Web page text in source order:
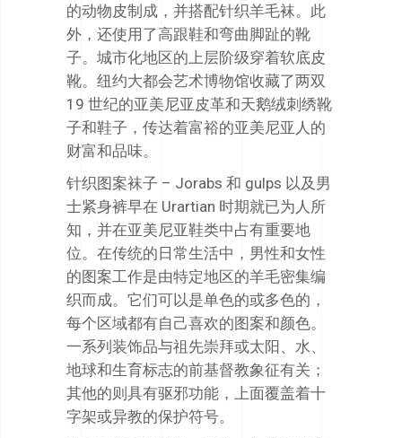
的动物皮制成，并搭配针织羊毛袜。此
外，还使用了高跟鞋和弯曲脚趾的靴
子。城市化地区的上层阶级穿着软底皮
靴。纽约大都会艺术博物馆收藏了两双
19 世纪的亚美尼亚皮革和天鹅绒刺绣靴
子和鞋子，传达着富裕的亚美尼亚人的
财富和品味。
针织图案袜子 – Jorabs 和 gulps 以及男
士紧身裤早在 Urartian 时期就已为人所
知，并在亚美尼亚鞋类中占有重要地
位。在传统的日常生活中，男性和女性
的图案工作是由特定地区的羊毛密集编
织而成。它们可以是单色的或多色的，
每个区域都有自己喜欢的图案和颜色。
一系列装饰品与祖先崇拜或太阳、水、
地球和生育标志的前基督教象征有关；
其他的则具有驱邪功能，上面覆盖着十
字架或异教的保护符号。